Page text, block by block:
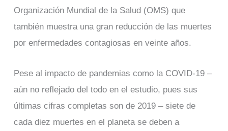
Organización Mundial de la Salud (OMS) que
también muestra una gran reducción de las muertes
por enfermedades contagiosas en veinte años.
Pese al impacto de pandemias como la COVID-19 –
aún no reflejado del todo en el estudio, pues sus
últimas cifras completas son de 2019 – siete de
cada diez muertes en el planeta se deben a